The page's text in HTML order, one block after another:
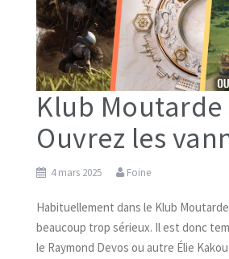
Klub Moutarde
Ouvrez les
4 mars 2025 Foine
Habituellement dans le Klub
beaucoup trop sérieux. Il est donc
le Raymond Devos ou autre Élie